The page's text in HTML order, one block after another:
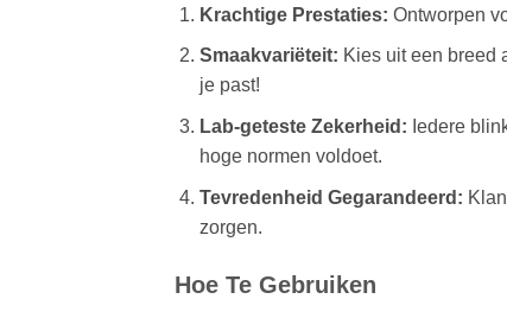
Krachtige Prestaties: Ontworpen
Smaakvariëteit: Kies uit een breed
je past!
Lab-geteste Zekerheid: Iedere
hoge normen voldoet.
Tevredenheid Gegarandeerd:
zorgen.
Hoe Te Gebruiken